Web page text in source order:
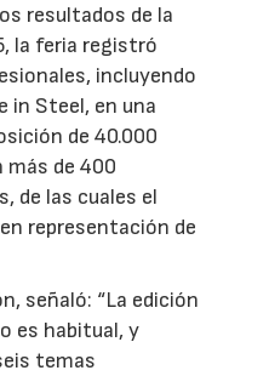
resultados de la
la feria registró
incluyendo
in Steel, en una
de 40.000
más de 400
de las cuales el
representación de
señaló: “La edición
es habitual, y
temas